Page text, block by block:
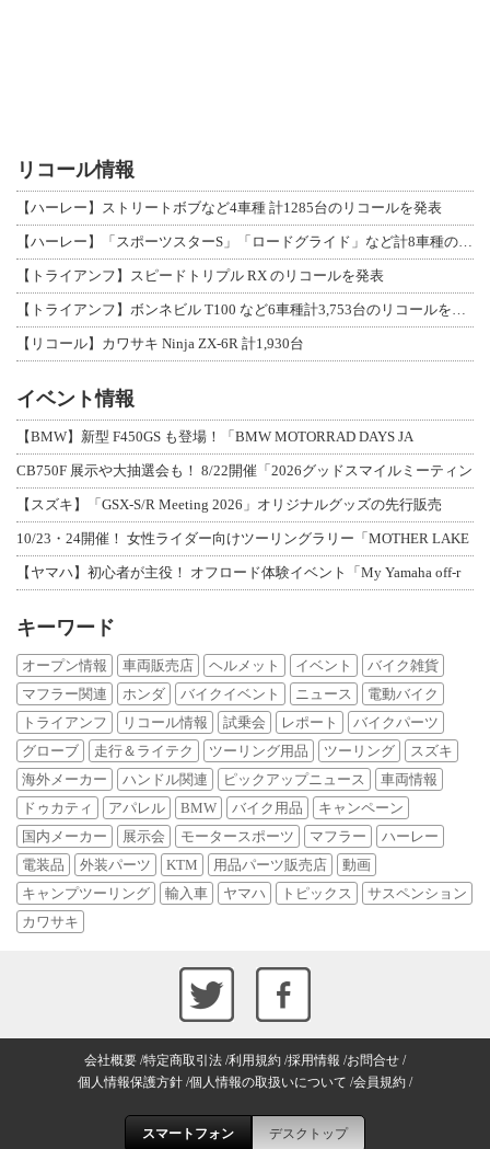
リコール情報
【ハーレー】ストリートボブなど4車種 計1285台のリコールを発表
【トライアンフ】スピードトリプル RX のリコールを発表
【リコール】カワサキ Ninja ZX-6R 計1,930台
イベント情報
【BMW】新型 F450GS も登場！「BMW MOTORRAD DAYS JA
CB750F 展示や大抽選会も！ 8/22開催「2026グッドスマイルミーティン
【スズキ】「GSX-S/R Meeting 2026」オリジナルグッズの先行販売
10/23・24開催！ 女性ライダー向けツーリングラリー「MOTHER LAKE
【ヤマハ】初心者が主役！ オフロード体験イベント「My Yamaha off-r
キーワード
オープン情報 車両販売店 ヘルメット イベント
バイク雑貨
マフラー関連
ホンダ バイクイベント ニュース
電動バイク
トライアンフ
リコール情報 試乗会 レポート
バイクパーツ
グローブ
走行＆ライテク ツーリング用品 ツーリング
スズキ
海外メーカー
ハンドル関連 ピックアップニュース
車両情報
ドゥカティ
アパレル BMW バイク用品
キャンペーン
国内メーカー
展示会 モータースポーツ マフラー
ハーレー
電装品
外装パーツ KTM 用品パーツ販売店
動画
キャンプツーリング
輸入車 ヤマハ トピックス
サスペンション
カワサキ
会社概要 特定商取引法 利用規約 採用情報 お問合せ
個人情報保護方針 個人情報の取扱いについて 会員規約
スマートフォン デスクトップ